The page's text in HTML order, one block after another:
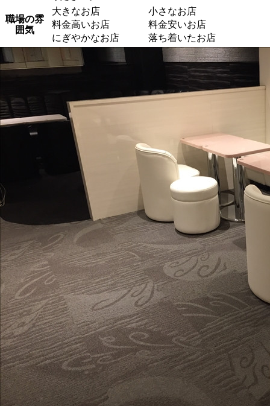
職場の雰
囲気
大きなお店
小さなお店
料金高いお店
料金安いお店
にぎやかなお店
落ち着いたお店